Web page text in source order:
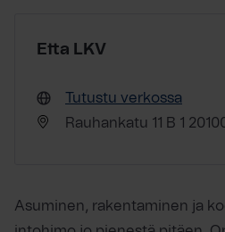
Etta LKV
Tutustu verkossa
Rauhankatu 11 B 1
Asuminen, rakentaminen ja